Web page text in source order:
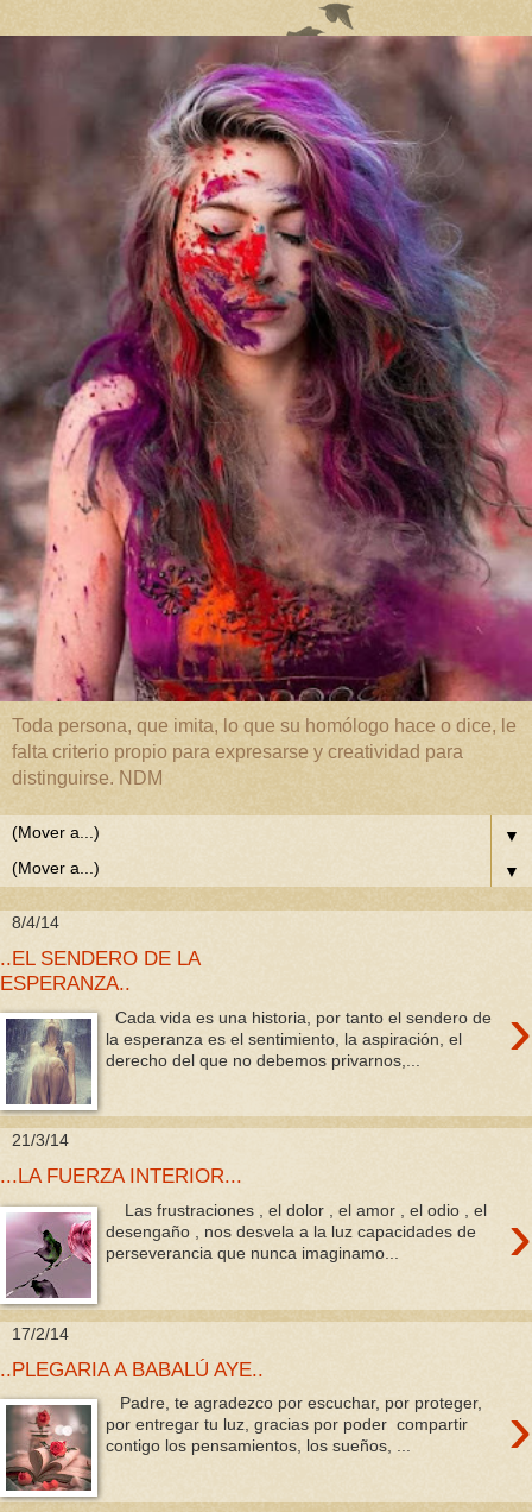
Toda persona, que imita, lo que su homólogo hace o dice, le
falta criterio propio para expresarse y creatividad para
distinguirse. NDM
▼
▼
8/4/14
..EL SENDERO DE LA
ESPERANZA..
›
Cada vida es una historia, por tanto el sendero de
la esperanza es el sentimiento, la aspiración, el
derecho del que no debemos privarnos,...
21/3/14
...LA FUERZA INTERIOR...
›
Las frustraciones , el dolor , el amor , el odio , el
desengaño , nos desvela a la luz capacidades de
perseverancia que nunca imaginamo...
17/2/14
..PLEGARIA A BABALÚ AYE..
›
Padre, te agradezco por escuchar, por proteger,
por entregar tu luz, gracias por poder compartir
contigo los pensamientos, los sueños, ...